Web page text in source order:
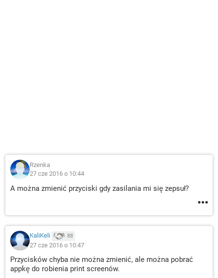
Rzenka
27 cze 2016 o 10:44
A można zmienić przyciski gdy zasilania mi się zepsuł?
KaliKeli 88
27 cze 2016 o 10:47
Przycisków chyba nie można zmienić, ale można pobrać
appkę do robienia print screenów.